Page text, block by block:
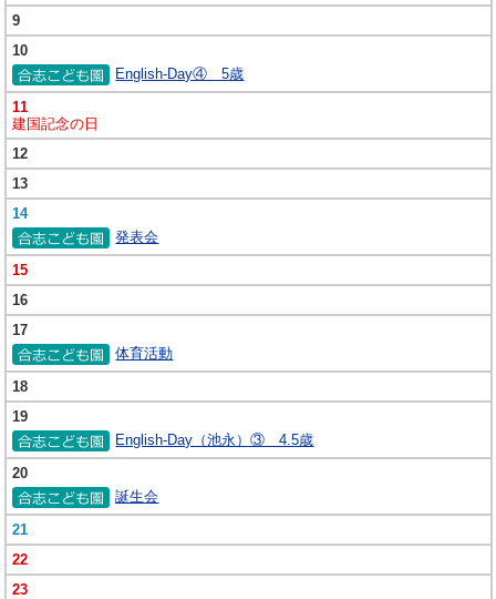
9
10
English-Day④ 5歳
11
建国記念の日
12
13
14
発表会
15
16
17
体育活動
18
19
English-Day（池永）③ 4.5歳
20
誕生会
21
22
23